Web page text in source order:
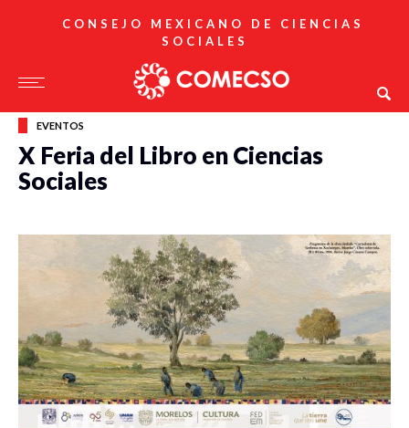
CONSEJO MEXICANO DE CIENCIAS
SOCIALES
EVENTOS
X Feria del Libro en Ciencias
Sociales